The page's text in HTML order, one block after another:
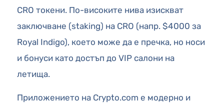
CRO токени. По-високите нива изискват
заключване (staking) на CRO (напр. $4000 за
Royal Indigo), което може да е пречка, но носи
и бонуси като достъп до VIP салони на
летища.
Приложението на Crypto.com е модерно и